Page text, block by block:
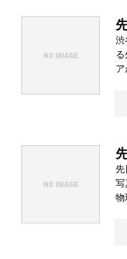
渋
先
写
物